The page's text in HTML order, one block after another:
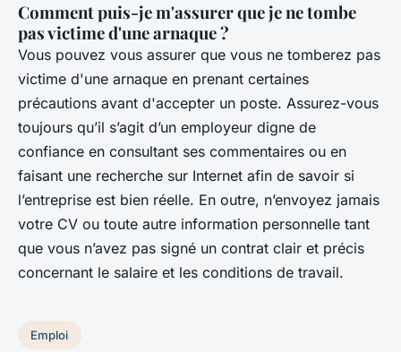
Comment puis-je m'assurer que je ne tombe
pas victime d'une arnaque ?
Vous pouvez vous assurer que vous ne tomberez pas
victime d'une arnaque en prenant certaines
précautions avant d'accepter un poste. Assurez-vous
toujours qu’il s’agit d’un employeur digne de
confiance en consultant ses commentaires ou en
faisant une recherche sur Internet afin de savoir si
l’entreprise est bien réelle. En outre, n’envoyez jamais
votre CV ou toute autre information personnelle tant
que vous n’avez pas signé un contrat clair et précis
concernant le salaire et les conditions de travail.
Emploi